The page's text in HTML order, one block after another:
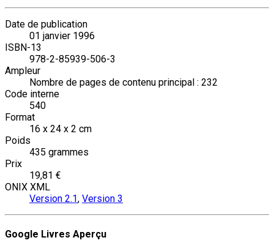
Date de publication
01 janvier 1996
ISBN-13
978-2-85939-506-3
Ampleur
Nombre de pages de contenu principal : 232
Code interne
540
Format
16 x 24 x 2 cm
Poids
435 grammes
Prix
19,81 €
ONIX XML
Version 2.1, Version 3
Google Livres Aperçu